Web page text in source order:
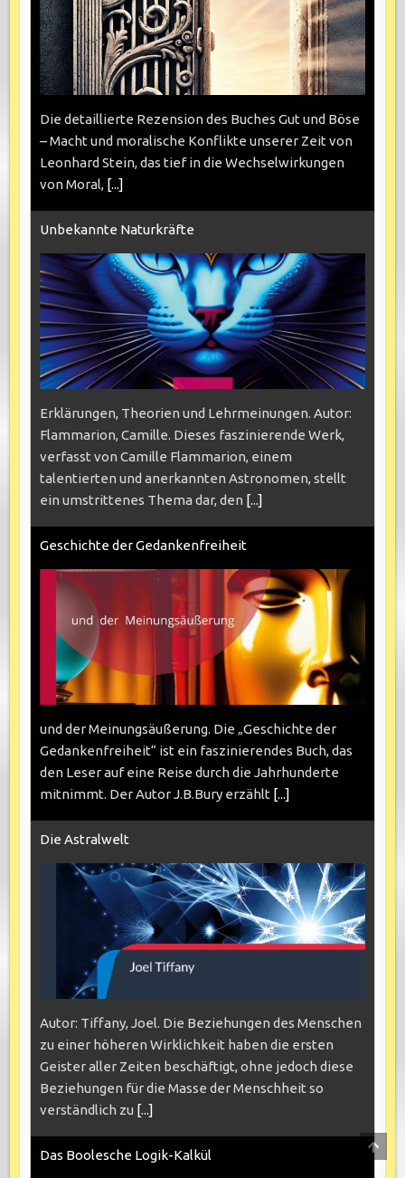
Die detaillierte Rezension des Buches Gut und Böse
– Macht und moralische Konflikte unserer Zeit von
Leonhard Stein, das tief in die Wechselwirkungen
von Moral, [...]
Unbekannte Naturkräfte
Erklärungen, Theorien und Lehrmeinungen. Autor:
Flammarion, Camille. Dieses faszinierende Werk,
verfasst von Camille Flammarion, einem
talentierten und anerkannten Astronomen, stellt
ein umstrittenes Thema dar, den [...]
Geschichte der Gedankenfreiheit
und der Meinungsäußerung. Die „Geschichte der
Gedankenfreiheit“ ist ein faszinierendes Buch, das
den Leser auf eine Reise durch die Jahrhunderte
mitnimmt. Der Autor J.B.Bury erzählt [...]
Die Astralwelt
Autor: Tiffany, Joel. Die Beziehungen des Menschen
zu einer höheren Wirklichkeit haben die ersten
Geister aller Zeiten beschäftigt, ohne jedoch diese
Beziehungen für die Masse der Menschheit so
verständlich zu [...]
Das Boolesche Logik-Kalkül TO